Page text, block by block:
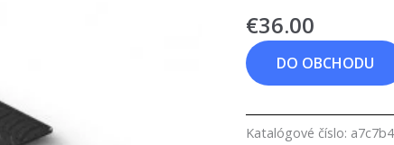
€36.00
DO OBCHODU
Katalógové číslo: